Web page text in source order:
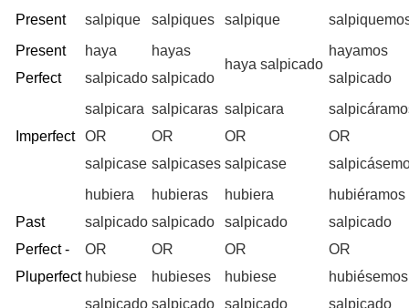
Present salpique salpiques salpique
Present
Perfect
haya
salpicado
hayas
salpicado
haya salpicado
hayamos
salpicado
Imperfect
salpicara
OR
salpicase
salpicaras
OR
salpicases
salpicara
OR
salpicase
OR
Past
Perfect -
Pluperfect
hubiera
salpicado
OR
hubiese
salpicado
hubieras
salpicado
OR
hubieses
salpicado
hubiera
salpicado
OR
hubiese
salpicado
hubiéramos
salpicado
OR
hubiésemos
salpicado